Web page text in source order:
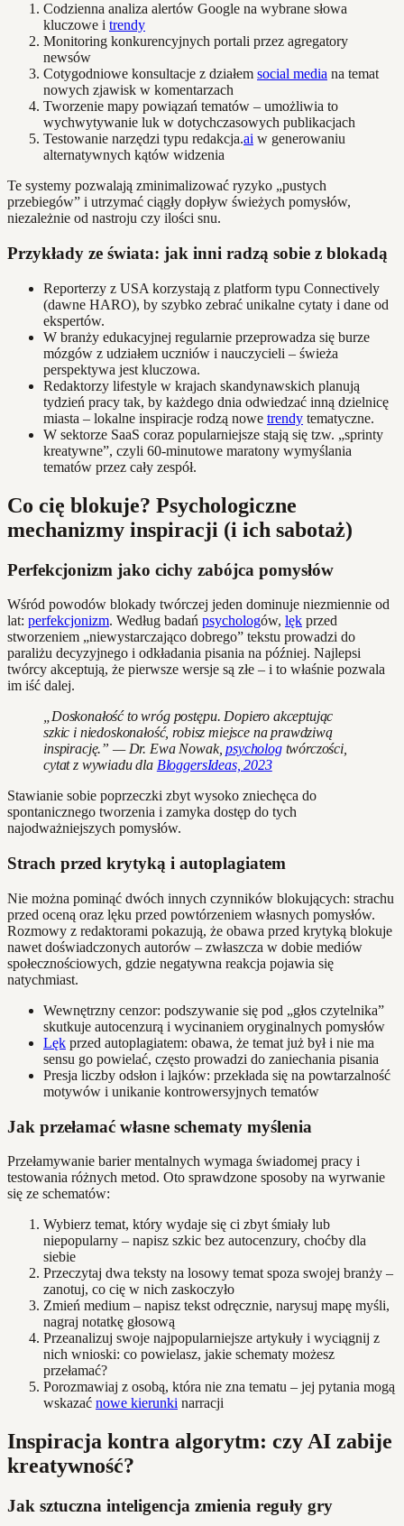
Codzienna analiza alertów Google na wybrane słowa
kluczowe i trendy
Monitoring konkurencyjnych portali przez agregatory
newsów
Cotygodniowe konsultacje z działem social media na temat
nowych zjawisk w komentarzach
Tworzenie mapy powiązań tematów – umożliwia to
wychwytywanie luk w dotychczasowych publikacjach
Testowanie narzędzi typu redakcja.ai w generowaniu
alternatywnych kątów widzenia
Te systemy pozwalają zminimalizować ryzyko „pustych
przebiegów” i utrzymać ciągły dopływ świeżych pomysłów,
niezależnie od nastroju czy ilości snu.
Przykłady ze świata: jak inni radzą sobie z blokadą
Reporterzy z USA korzystają z platform typu Connectively
(dawne HARO), by szybko zebrać unikalne cytaty i dane od
ekspertów.
W branży edukacyjnej regularnie przeprowadza się burze
mózgów z udziałem uczniów i nauczycieli – świeża
perspektywa jest kluczowa.
Redaktorzy lifestyle w krajach skandynawskich planują
tydzień pracy tak, by każdego dnia odwiedzać inną dzielnicę
miasta – lokalne inspiracje rodzą nowe trendy tematyczne.
W sektorze SaaS coraz popularniejsze stają się tzw. „sprinty
kreatywne”, czyli 60-minutowe maratony wymyślania
tematów przez cały zespół.
Co cię blokuje? Psychologiczne
mechanizmy inspiracji (i ich sabotaż)
Perfekcjonizm jako cichy zabójca pomysłów
Wśród powodów blokady twórczej jeden dominuje niezmiennie od
lat: perfekcjonizm. Według badań psychologów, lęk przed
stworzeniem „niewystarczająco dobrego” tekstu prowadzi do
paraliżu decyzyjnego i odkładania pisania na później. Najlepsi
twórcy akceptują, że pierwsze wersje są złe – i to właśnie pozwala
im iść dalej.
„Doskonałość to wróg postępu. Dopiero akceptując
szkic i niedoskonałość, robisz miejsce na prawdziwą
inspirację.” — Dr. Ewa Nowak,psychologtwórczości,
cytat z wywiadu dla BloggersIdeas, 2023
Stawianie sobie poprzeczki zbyt wysoko zniechęca do
spontanicznego tworzenia i zamyka dostęp do tych
najodważniejszych pomysłów.
Strach przed krytyką i autoplagiatem
Nie można pominąć dwóch innych czynników blokujących: strachu
przed oceną oraz lęku przed powtórzeniem własnych pomysłów.
Rozmowy z redaktorami pokazują, że obawa przed krytyką blokuje
nawet doświadczonych autorów – zwłaszcza w dobie mediów
społecznościowych, gdzie negatywna reakcja pojawia się
natychmiast.
Wewnętrzny cenzor: podszywanie się pod „głos czytelnika”
skutkuje autocenzurą i wycinaniem oryginalnych pomysłów
Lęk przed autoplagiatem: obawa, że temat już był i nie ma
sensu go powielać, często prowadzi do zaniechania pisania
Presja liczby odsłon i lajków: przekłada się na powtarzalność
motywów i unikanie kontrowersyjnych tematów
Jak przełamać własne schematy myślenia
Przełamywanie barier mentalnych wymaga świadomej pracy i
testowania różnych metod. Oto sprawdzone sposoby na wyrwanie
się ze schematów:
Wybierz temat, który wydaje się ci zbyt śmiały lub
niepopularny – napisz szkic bez autocenzury, choćby dla
siebie
Przeczytaj dwa teksty na losowy temat spoza swojej branży –
zanotuj, co cię w nich zaskoczyło
Zmień medium – napisz tekst odręcznie, narysuj mapę myśli,
nagraj notatkę głosową
Przeanalizuj swoje najpopularniejsze artykuły i wyciągnij z
nich wnioski: co powielasz, jakie schematy możesz
przełamać?
Porozmawiaj z osobą, która nie zna tematu – jej pytania mogą
wskazać nowe kierunki narracji
Inspiracja kontra algorytm: czy AI zabije
kreatywność?
Jak sztuczna inteligencja zmienia reguły gry